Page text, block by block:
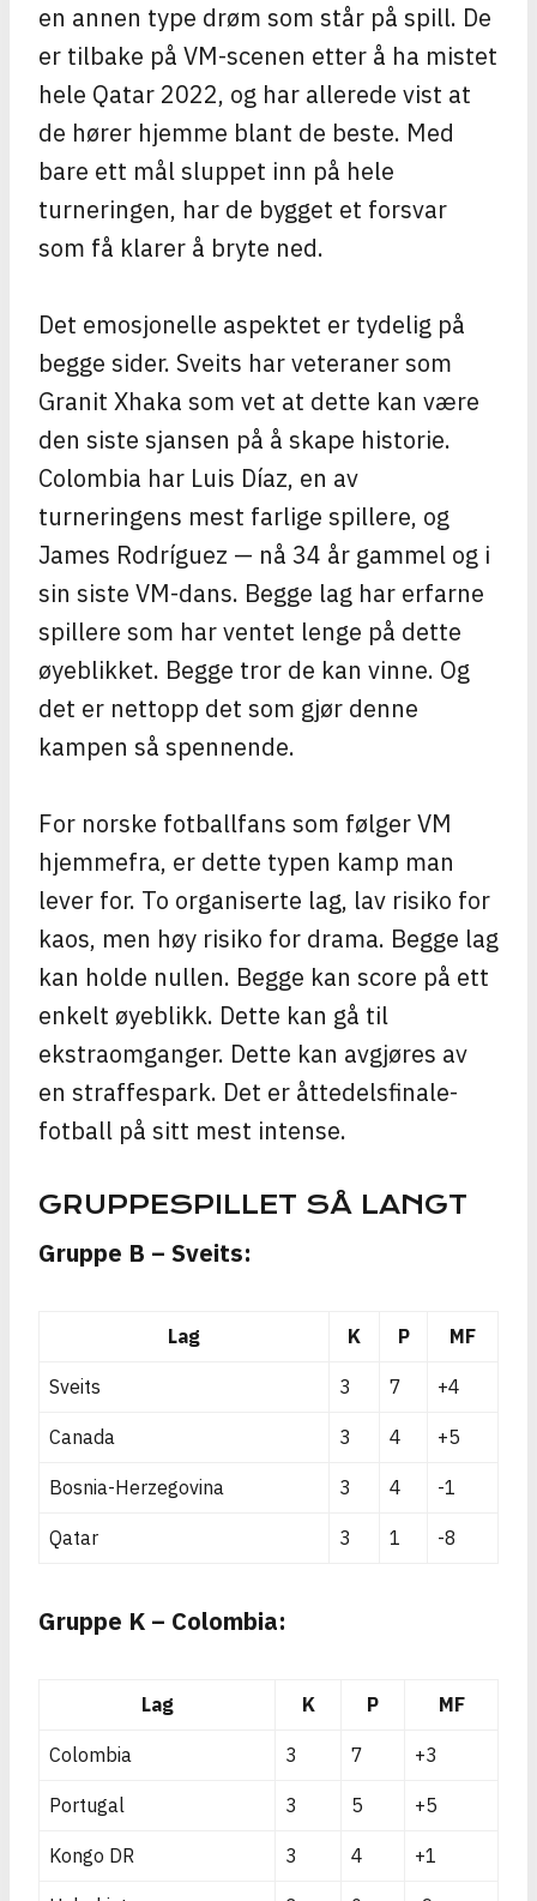
en annen type drøm som står på spill. De
er tilbake på VM-scenen etter å ha mistet
hele Qatar 2022, og har allerede vist at
de hører hjemme blant de beste. Med
bare ett mål sluppet inn på hele
turneringen, har de bygget et forsvar
som få klarer å bryte ned.
Det emosjonelle aspektet er tydelig på
begge sider. Sveits har veteraner som
Granit Xhaka som vet at dette kan være
den siste sjansen på å skape historie.
Colombia har Luis Díaz, en av
turneringens mest farlige spillere, og
James Rodríguez — nå 34 år gammel og i
sin siste VM-dans. Begge lag har erfarne
spillere som har ventet lenge på dette
øyeblikket. Begge tror de kan vinne. Og
det er nettopp det som gjør denne
kampen så spennende.
For norske fotballfans som følger VM
hjemmefra, er dette typen kamp man
lever for. To organiserte lag, lav risiko for
kaos, men høy risiko for drama. Begge lag
kan holde nullen. Begge kan score på ett
enkelt øyeblikk. Dette kan gå til
ekstraomganger. Dette kan avgjøres av
en straffespark. Det er åttedelsfinale-
fotball på sitt mest intense.
GRUPPESPILLET SÅ LANGT
Gruppe B – Sveits:
Lag K P MF
Sveits 3 7 +4
Canada 3 4 +5
Bosnia-Herzegovina 3 4 -1
Qatar 3 1 -8
Gruppe K – Colombia:
Lag K P MF
Colombia 3 7 +3
Portugal 3 5 +5
Kongo DR 3 4 +1